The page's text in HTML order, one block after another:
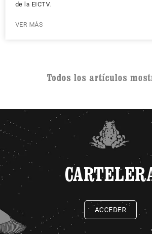
de la EICTV.
VER MÁS
Todos los artículos
ACCEDER